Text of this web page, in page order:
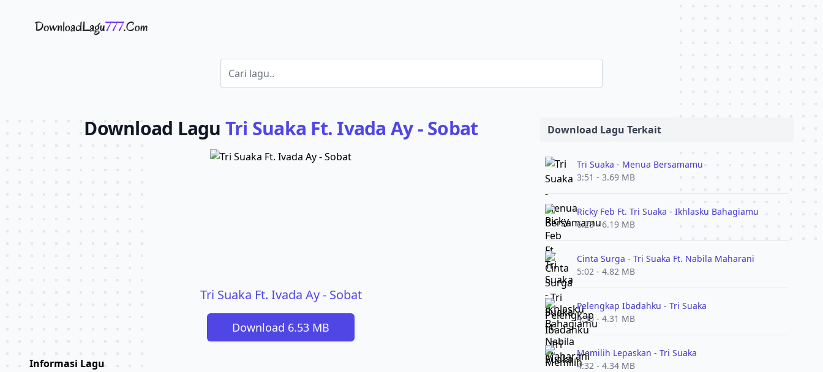
Download Lagu - LaguJoss.com
Download Lagu Tri Suaka Ft. Ivada Ay - Sobat
Tri Suaka Ft. Ivada Ay - Sobat
Download 6.53 MB
Informasi Lagu
Download Lagu Terkait
Tri Suaka - Menua Bersamamu
3:51 - 3.69 MB
Ricky Feb Ft. Tri Suaka - Ikhlasku Bahagiamu
6:28 - 6.19 MB
Cinta Surga - Tri Suaka Ft. Nabila Maharani
5:02 - 4.82 MB
Pelengkap Ibadahku - Tri Suaka
4:30 - 4.31 MB
Memilih Lepaskan - Tri Suaka
4:32 - 4.34 MB